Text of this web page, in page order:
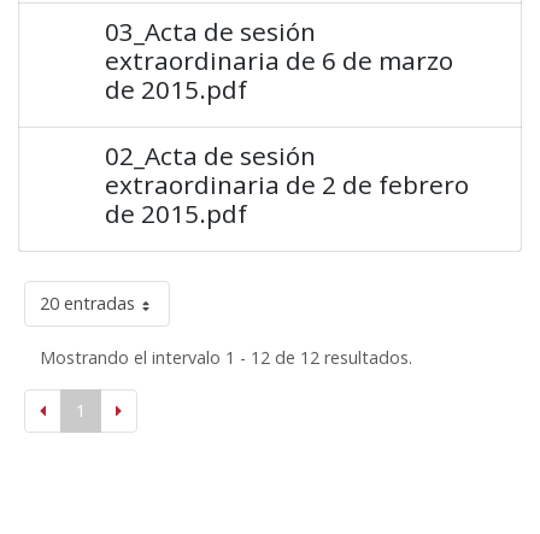
03_Acta de sesión
extraordinaria de 6 de marzo
de 2015.pdf
02_Acta de sesión
extraordinaria de 2 de febrero
de 2015.pdf
20 entradas
Mostrando el intervalo 1 - 12 de 12 resultados.
1